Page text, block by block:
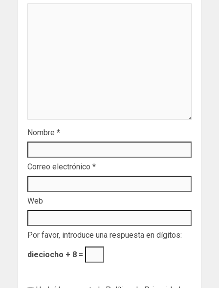
Nombre *
Correo electrónico *
Web
Por favor, introduce una respuesta en dígitos:
dieciocho + 8 =